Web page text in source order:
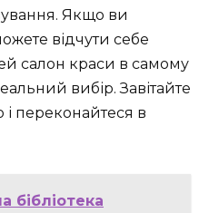
Якщо ви
відчути себе
салон краси в самому
вибір. Завітайте
і переконайтеся в
бібліотека